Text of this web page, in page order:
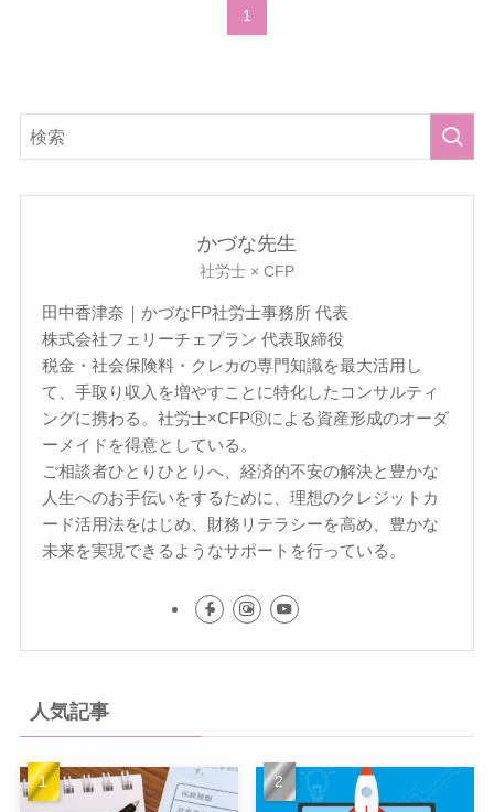
1
かづな先生
社労士 × CFP
田中香津奈｜かづなFP社労士事務所 代表
株式会社フェリーチェプラン 代表取締役
税金・社会保険料・クレカの専門知識を最大活用し
て、手取り収入を増やすことに特化したコンサルティ
ングに携わる。社労士×CFPⓇによる資産形成のオーダ
ーメイドを得意としている。
ご相談者ひとりひとりへ、経済的不安の解決と豊かな
人生へのお手伝いをするために、理想のクレジットカ
ード活用法をはじめ、財務リテラシーを高め、豊かな
未来を実現できるようなサポートを行っている。
人気記事